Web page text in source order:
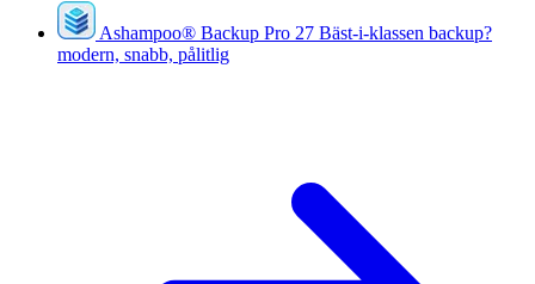
Ashampoo® Backup Pro 27 Bäst-i-klassen backup?
modern, snabb, pålitlig